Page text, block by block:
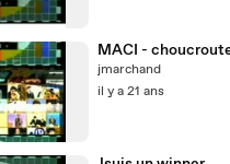
MACI -
jmarchand
il y a 21 ans